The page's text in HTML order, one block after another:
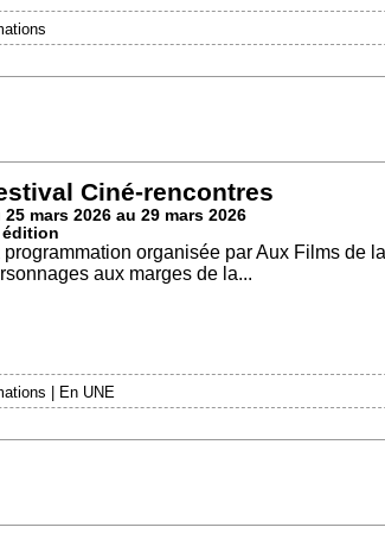
Ciné-rencontres
25 mars 2026 au 29 mars 2026
édition
programmation organisée par Aux Films de
aux marges de la...
| En UNE